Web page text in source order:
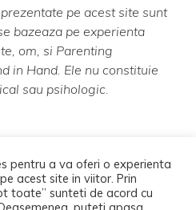
pe acest site sunt
bazeaza pe experienta
om, si Parenting
in Hand. Ele nu constituie
sau psihologic.
pentru a va oferi o experienta
acest site in viitor. Prin
toate” sunteti de acord cu